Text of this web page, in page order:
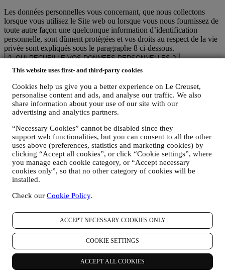
This website uses first- and third-party cookies
Cookies help us give you a better experience on Le Creuset,
personalise content and ads, and analyse our traffic. We also
share information about your use of our site with our
advertising and analytics partners.
“Necessary Cookies” cannot be disabled since they
support web functionalities, but you can consent to all the other
uses above (preferences, statistics and marketing cookies) by
clicking “Accept all cookies”, or click “Cookie settings”, where
you manage each cookie category, or “Accept necessary
cookies only”, so that no other category of cookies will be
installed.
Check our Cookie Policy.
ACCEPT NECESSARY COOKIES ONLY
COOKIE SETTINGS
ACCEPT ALL COOKIES
Les données personnelles vous concernant, que nous collectons
lorsque vous utilisez le Site web ou lorsque vous nous fournissez de
toute autre façon une quelconque information d’identification
personnelle, sont dûment protégées et vos droits au respect de la vie
privée sont expliqués sous le paragraphe 8 ci-dessous.
2. QUI RECUEILLE VOS DONNEES PERSONNELLES ?
Le contrôleur des données relatives aux services d’e-commerce
proposés sur le Site web est Le Creuset Benelux SA, dont le siège
social est établi à Le Creuset Benelux SA, 4 Rue de la Presse, 1000
Bruxelles, Belgique.
Si vous acceptez de recevoir des communications commerciales de
notre part, vous ferez partie de la base de données des
conjointement, par Le Creuset BENELUX et Group AG, dont le
siège social est situé à Neuhofstrasse 4, 6340 Baar, en Suisse. Son
représentant désigné dans l'UE est Le Creuset SL, numéro de TVA
B62153630, dont les bureaux sont situés Paseo de Gracia 9 2º,
08007 Barcelone, Espagne. L’accord de responsabilité conjointe
pourvoit (a) à Le Creuset Group AG la responsabilité de la stratégie
filiales locales Le Creuset le bénéfice et l’implantation de cette
marketing et communication de manière indépendante ; (c) à toutes
les parties le devoir de traiter de vos demandes concernant vos droits
sur vos données.
3. POURQUOI COLLECTONS-NOUS CES INFORMATIONS ?
Nous pouvons traiter vos données aux fins suivantes :
POUR RÉPONDRE À NOS OBLIGATIONS LÉGALES.